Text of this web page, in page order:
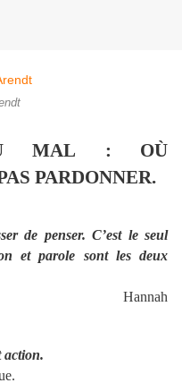
MAL : OÙ
PARDONNER.
de penser. C’est le seul
et parole sont les deux
action.